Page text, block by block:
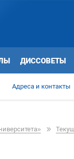
ДИССОВЕТЫ
Адреса и контакты